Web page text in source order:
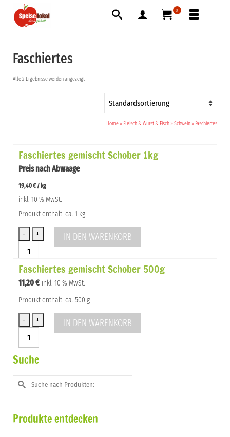
0
Faschiertes
Alle 2 Ergebnisse werden angezeigt
Home » Fleisch & Wurst & Fisch »Schwein » Faschiertes
Faschiertes gemischt Schober 1kg
Preis nach Abwaage
19,40€ / kg
inkl. 10 % MwSt.
Produkt enthält: ca. 1 kg
Faschiertes
gemischt
Schober
1kg
Menge
IN DEN WARENKORB
Faschiertes gemischt Schober 500g
11,20€ inkl. 10 % MwSt.
Produkt enthält: ca. 500 g
Faschiertes
gemischt
Schober
500g
Menge
IN DEN WARENKORB
Suche
Suche
nach:
Produkte entdecken